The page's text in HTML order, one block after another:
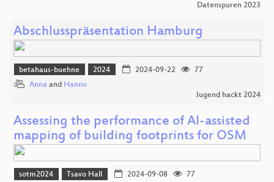
Datenspuren 2023
Abschlusspräsentation Hamburg
betahaus-buehne 2024 2024-09-22
77
Anna and Hanno
Jugend hackt 2024
Assessing the performance of AI-assisted
mapping of building footprints for OSM
sotm2024 Tsavo Hall 2024-09-08
77